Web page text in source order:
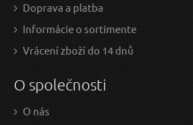
Doprava a platba
Informácie o sortimente
Vrácení zboží do 14 dnů
O společnosti
O nás